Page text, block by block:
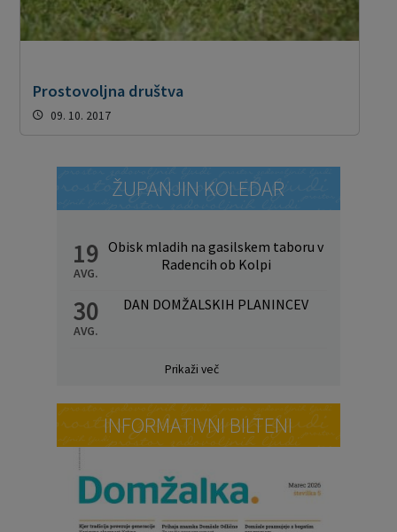
Prostovoljna društva
09. 10. 2017
ŽUPANJIN KOLEDAR
19
AVG.
Obisk mladih na gasilskem taboru v
Radencih ob Kolpi
30
AVG.
DAN DOMŽALSKIH PLANINCEV
Prikaži več
INFORMATIVNI BILTENI